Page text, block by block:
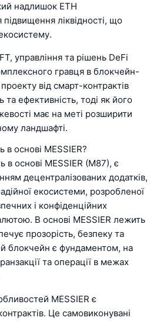
надлишок ETH
ліквідності, що
управління та рішень DeFi
гравця в блокчейн-
від смарт-контрактів
та ефективність, тоді як його
має на меті розширити
ландшафті.
в основі MESSIER?
основі MESSIER (M87), є
децентралізованих додатків,
екосистеми, розробленої
і конфіденційних
В основі MESSIER лежить
прозорість, безпеку та
блокчейн є фундаментом, на
та операції в межах
MESSIER є
Це самовиконувані